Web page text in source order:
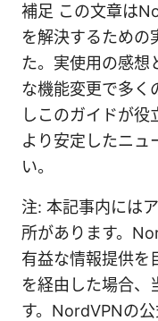
補足 この文章は
を解決するための
た。実使用の感想
な機能変更で多く
しこのガイドが
より安定したニュ
い。
注: 本記事内には
所があります。
有益な情報提供を
を経由した場合、
す。NordVPNの